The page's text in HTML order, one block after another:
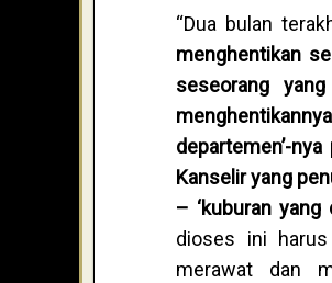
“Dua bulan
menghentikan
seseorang
departemen’-nya
Kanselir yang
– ‘kuburan yang
dioses ini
merawat dan